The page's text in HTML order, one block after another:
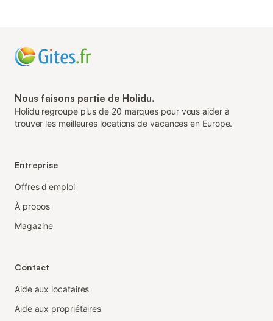
Nous faisons partie de Holidu.
Holidu regroupe plus de 20 marques pour vous aider à
trouver les meilleures locations de vacances en Europe.
Entreprise
Offres d'emploi
À propos
Magazine
Contact
Aide aux locataires
Aide aux propriétaires